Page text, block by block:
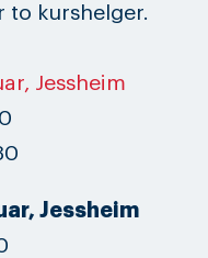
to kurshelger.
Jessheim
Jessheim